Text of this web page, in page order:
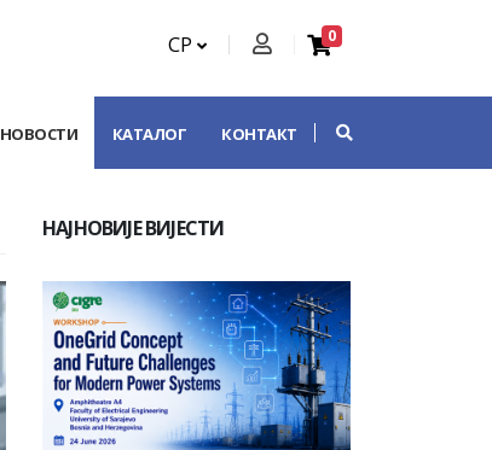
СР 0
НОВОСТИ КАТАЛОГ КОНТАКТ
НАЈНОВИЈЕ ВИЈЕСТИ